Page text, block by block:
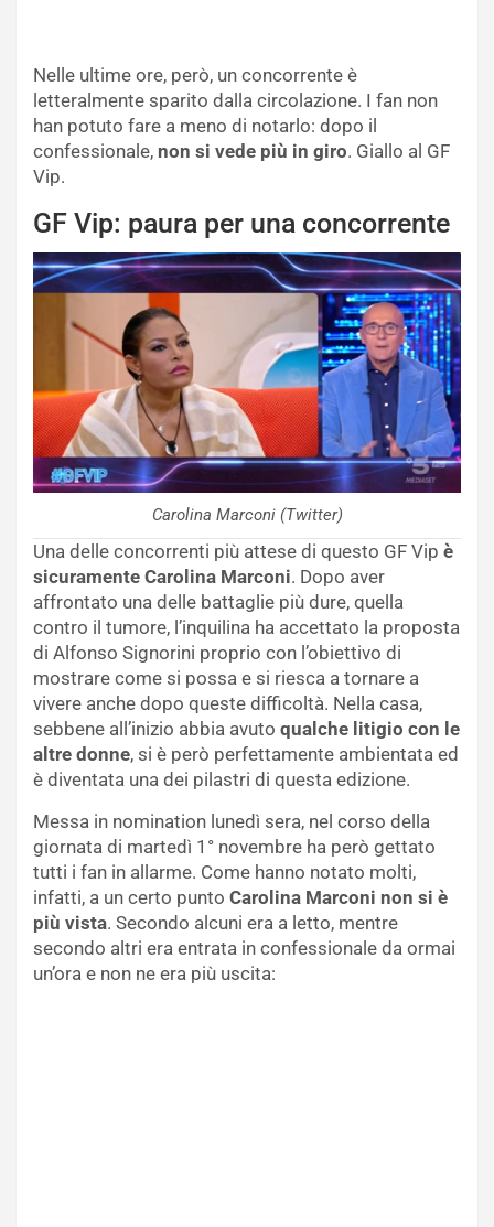
Nelle ultime ore, però, un concorrente è
letteralmente sparito dalla circolazione. I fan non
han potuto fare a meno di notarlo: dopo il
confessionale, non si vede più in giro. Giallo al GF
Vip.
GF Vip: paura per una concorrente
Carolina Marconi (Twitter)
Una delle concorrenti più attese di questo GF Vip è
sicuramente Carolina Marconi. Dopo aver
affrontato una delle battaglie più dure, quella
contro il tumore, l’inquilina ha accettato la proposta
di Alfonso Signorini proprio con l’obiettivo di
mostrare come si possa e si riesca a tornare a
vivere anche dopo queste difficoltà. Nella casa,
sebbene all’inizio abbia avuto qualche litigio con le
altre donne, si è però perfettamente ambientata ed
è diventata una dei pilastri di questa edizione.
Messa in nomination lunedì sera, nel corso della
giornata di martedì 1° novembre ha però gettato
tutti i fan in allarme. Come hanno notato molti,
infatti, a un certo punto Carolina Marconi non si è
più vista. Secondo alcuni era a letto, mentre
secondo altri era entrata in confessionale da ormai
un’ora e non ne era più uscita: